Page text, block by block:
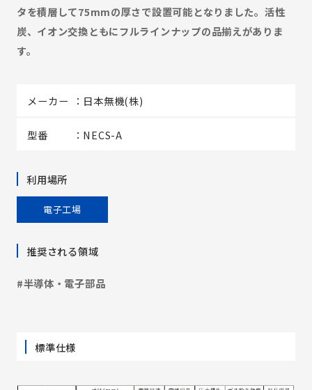
タを積層して75mmの厚さで設置可能となりました。活性
炭、イオン交換ともにフルラインナップの品揃えがありま
す。
メーカー 日本無機(株)
型番 NECS-A
利用場所
電子工場
推奨される領域
#半導体・電子部品
標準仕様